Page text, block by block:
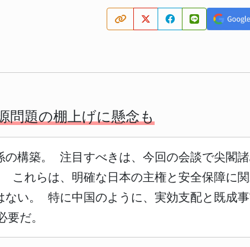
問題の棚上げに懸念も
構築。 注目すべきは、今回の会談で尖閣
これらは、明確な日本の主権と安全保障に
い。 特に中国のように、実効支配と既成
だ。